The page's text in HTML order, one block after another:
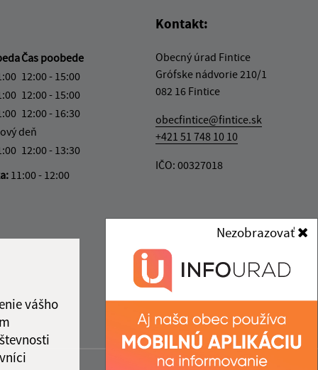
vášho
Nezobrazovať
Čas poobede
12:00 - 15:00
12:00 - 15:00
12:00 - 16:30
deň
12:00 - 13:30
11:00 - 12:00
Kontakt:
Obecný úrad Fintice
Grófske nádvorie 210/1
082 16 Fintice
obecfintice@fintice.sk
+421 51 748 10 10
IČO: 00327018